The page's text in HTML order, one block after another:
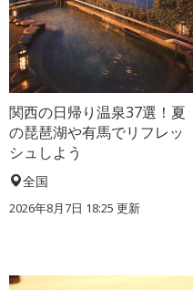
関西の日帰り温泉37選！夏
の琵琶湖や有馬でリフレッ
シュしよう
全国
2026年8月7日 18:25 更新